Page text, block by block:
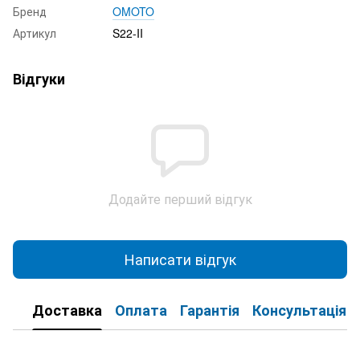
Бренд
OMOTO
Артикул
S22-II
Відгуки
Додайте перший відгук
Написати відгук
Доставка Оплата Гарантія Консультація